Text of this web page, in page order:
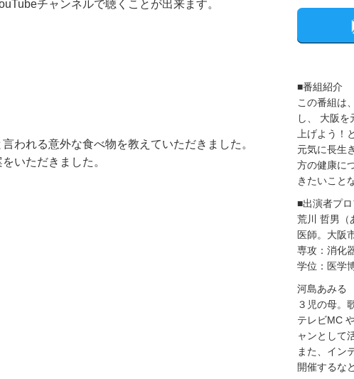
チャンネルで聴くことが出来ます。
われる意外な食べ物を教えていただきました。
いただきました。
■番組紹介
この番組は
し、 大阪を
上げよう！
元気に長生
方の健康に
きたいこと
■出演者プ
荒川 哲男（
医師。大阪
専攻：消化
学位：医学
河島あみる
３児の母。
テレビMC
ャンとして
また、イン
開催するな